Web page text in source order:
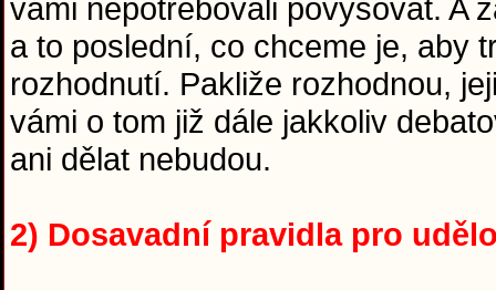
vámi nepotřebovali povyšovat. A
a to poslední, co chceme je, aby
rozhodnutí. Pakliže rozhodnou,
vámi o tom již dále jakkoliv
ani dělat nebudou.
2) Dosavadní pravidla pro